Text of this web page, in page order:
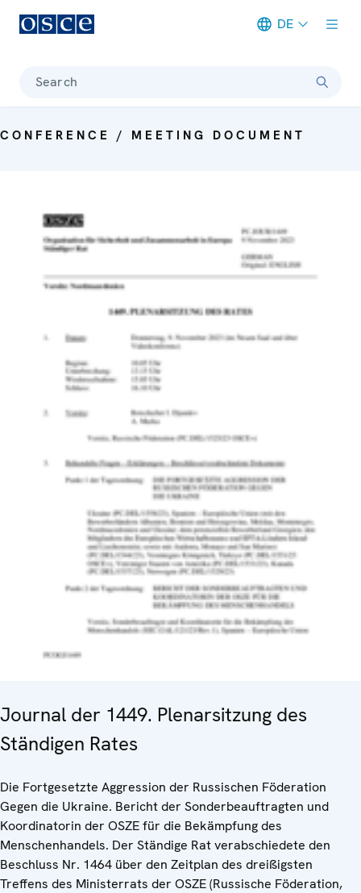
DE
Search
CONFERENCE / MEETING DOCUMENT
Journal der 1449. Plenarsitzung des
Ständigen Rates
Die Fortgesetzte Aggression der Russischen Föderation
Gegen die Ukraine. Bericht der Sonderbeauftragten und
Koordinatorin der OSZE für die Bekämpfung des
Menschenhandels. Der Ständige Rat verabschiedete den
Beschluss Nr. 1464 über den Zeitplan des dreißigsten
Treffens des Ministerrats der OSZE (Russische Föderation,